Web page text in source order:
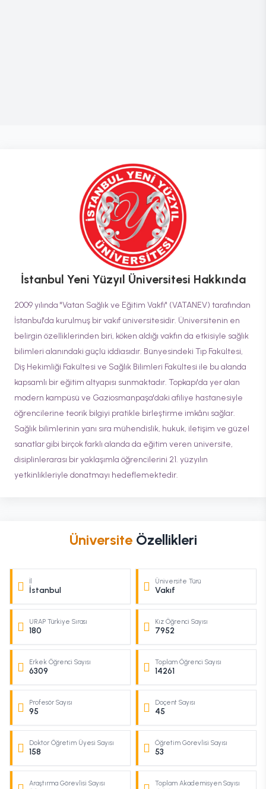
İstanbul Yeni Yüzyıl Üniversitesi Hakkında
2009 yılında "Vatan Sağlık ve Eğitim Vakfı" (VATANEV) tarafından
İstanbul'da kurulmuş bir vakıf üniversitesidir. Üniversitenin en
belirgin özelliklerinden biri, köken aldığı vakfın da etkisiyle sağlık
bilimleri alanındaki güçlü iddiasıdır. Bünyesindeki Tıp Fakültesi,
Diş Hekimliği Fakültesi ve Sağlık Bilimleri Fakültesi ile bu alanda
kapsamlı bir eğitim altyapısı sunmaktadır. Topkapı'da yer alan
modern kampüsü ve Gaziosmanpaşa'daki afiliye hastanesiyle
öğrencilerine teorik bilgiyi pratikle birleştirme imkânı sağlar.
Sağlık bilimlerinin yanı sıra mühendislik, hukuk, iletişim ve güzel
sanatlar gibi birçok farklı alanda da eğitim veren üniversite,
disiplinlerarası bir yaklaşımla öğrencilerini 21. yüzyılın
yetkinlikleriyle donatmayı hedeflemektedir.
Üniversite Özellikleri
İl
İstanbul
Üniversite Türü
Vakıf
URAP Türkiye Sırası
180
Kız Öğrenci Sayısı
7952
Erkek Öğrenci Sayısı
6309
Toplam Öğrenci Sayısı
14261
Profesör Sayısı
95
Doçent Sayısı
45
Doktor Öğretim Üyesi Sayısı
158
Öğretim Görevlisi Sayısı
53
Araştırma Görevlisi Sayısı Toplam Akademisyen Sayısı